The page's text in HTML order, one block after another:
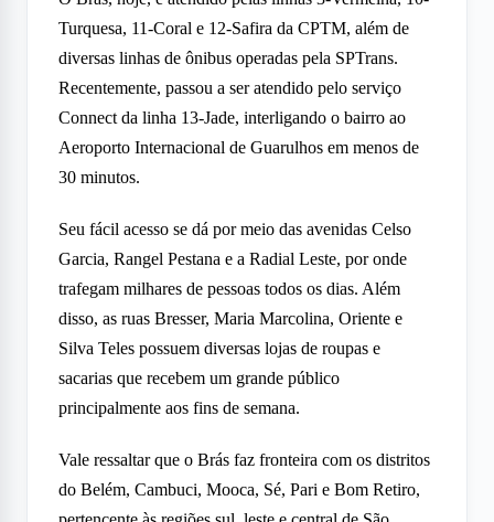
Turquesa, 11-Coral e 12-Safira da CPTM, além de
diversas linhas de ônibus operadas pela SPTrans.
Recentemente, passou a ser atendido pelo serviço
Connect da linha 13-Jade, interligando o bairro ao
Aeroporto Internacional de Guarulhos em menos de
30 minutos.
Seu fácil acesso se dá por meio das avenidas Celso
Garcia, Rangel Pestana e a Radial Leste, por onde
trafegam milhares de pessoas todos os dias. Além
disso, as ruas Bresser, Maria Marcolina, Oriente e
Silva Teles possuem diversas lojas de roupas e
sacarias que recebem um grande público
principalmente aos fins de semana.
Vale ressaltar que o Brás faz fronteira com os distritos
do Belém, Cambuci, Mooca, Sé, Pari e Bom Retiro,